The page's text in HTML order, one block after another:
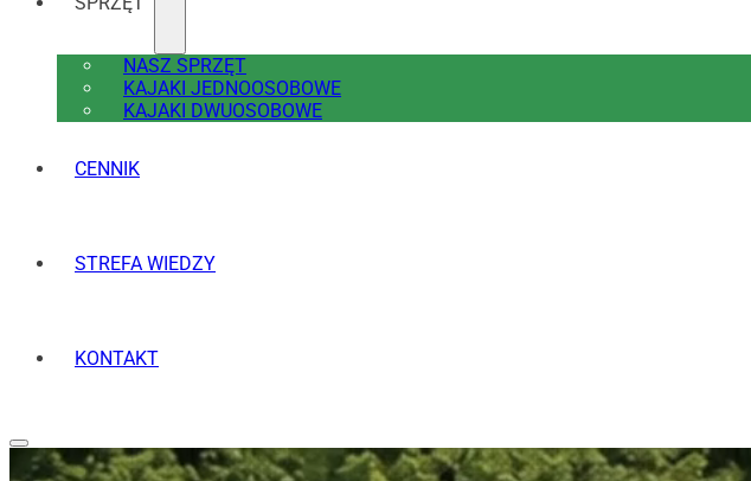
NASZ SPRZĘT
KAJAKI JEDNOOSOBOWE
KAJAKI DWUOSOBOWE
CENNIK
STREFA WIEDZY
KONTAKT